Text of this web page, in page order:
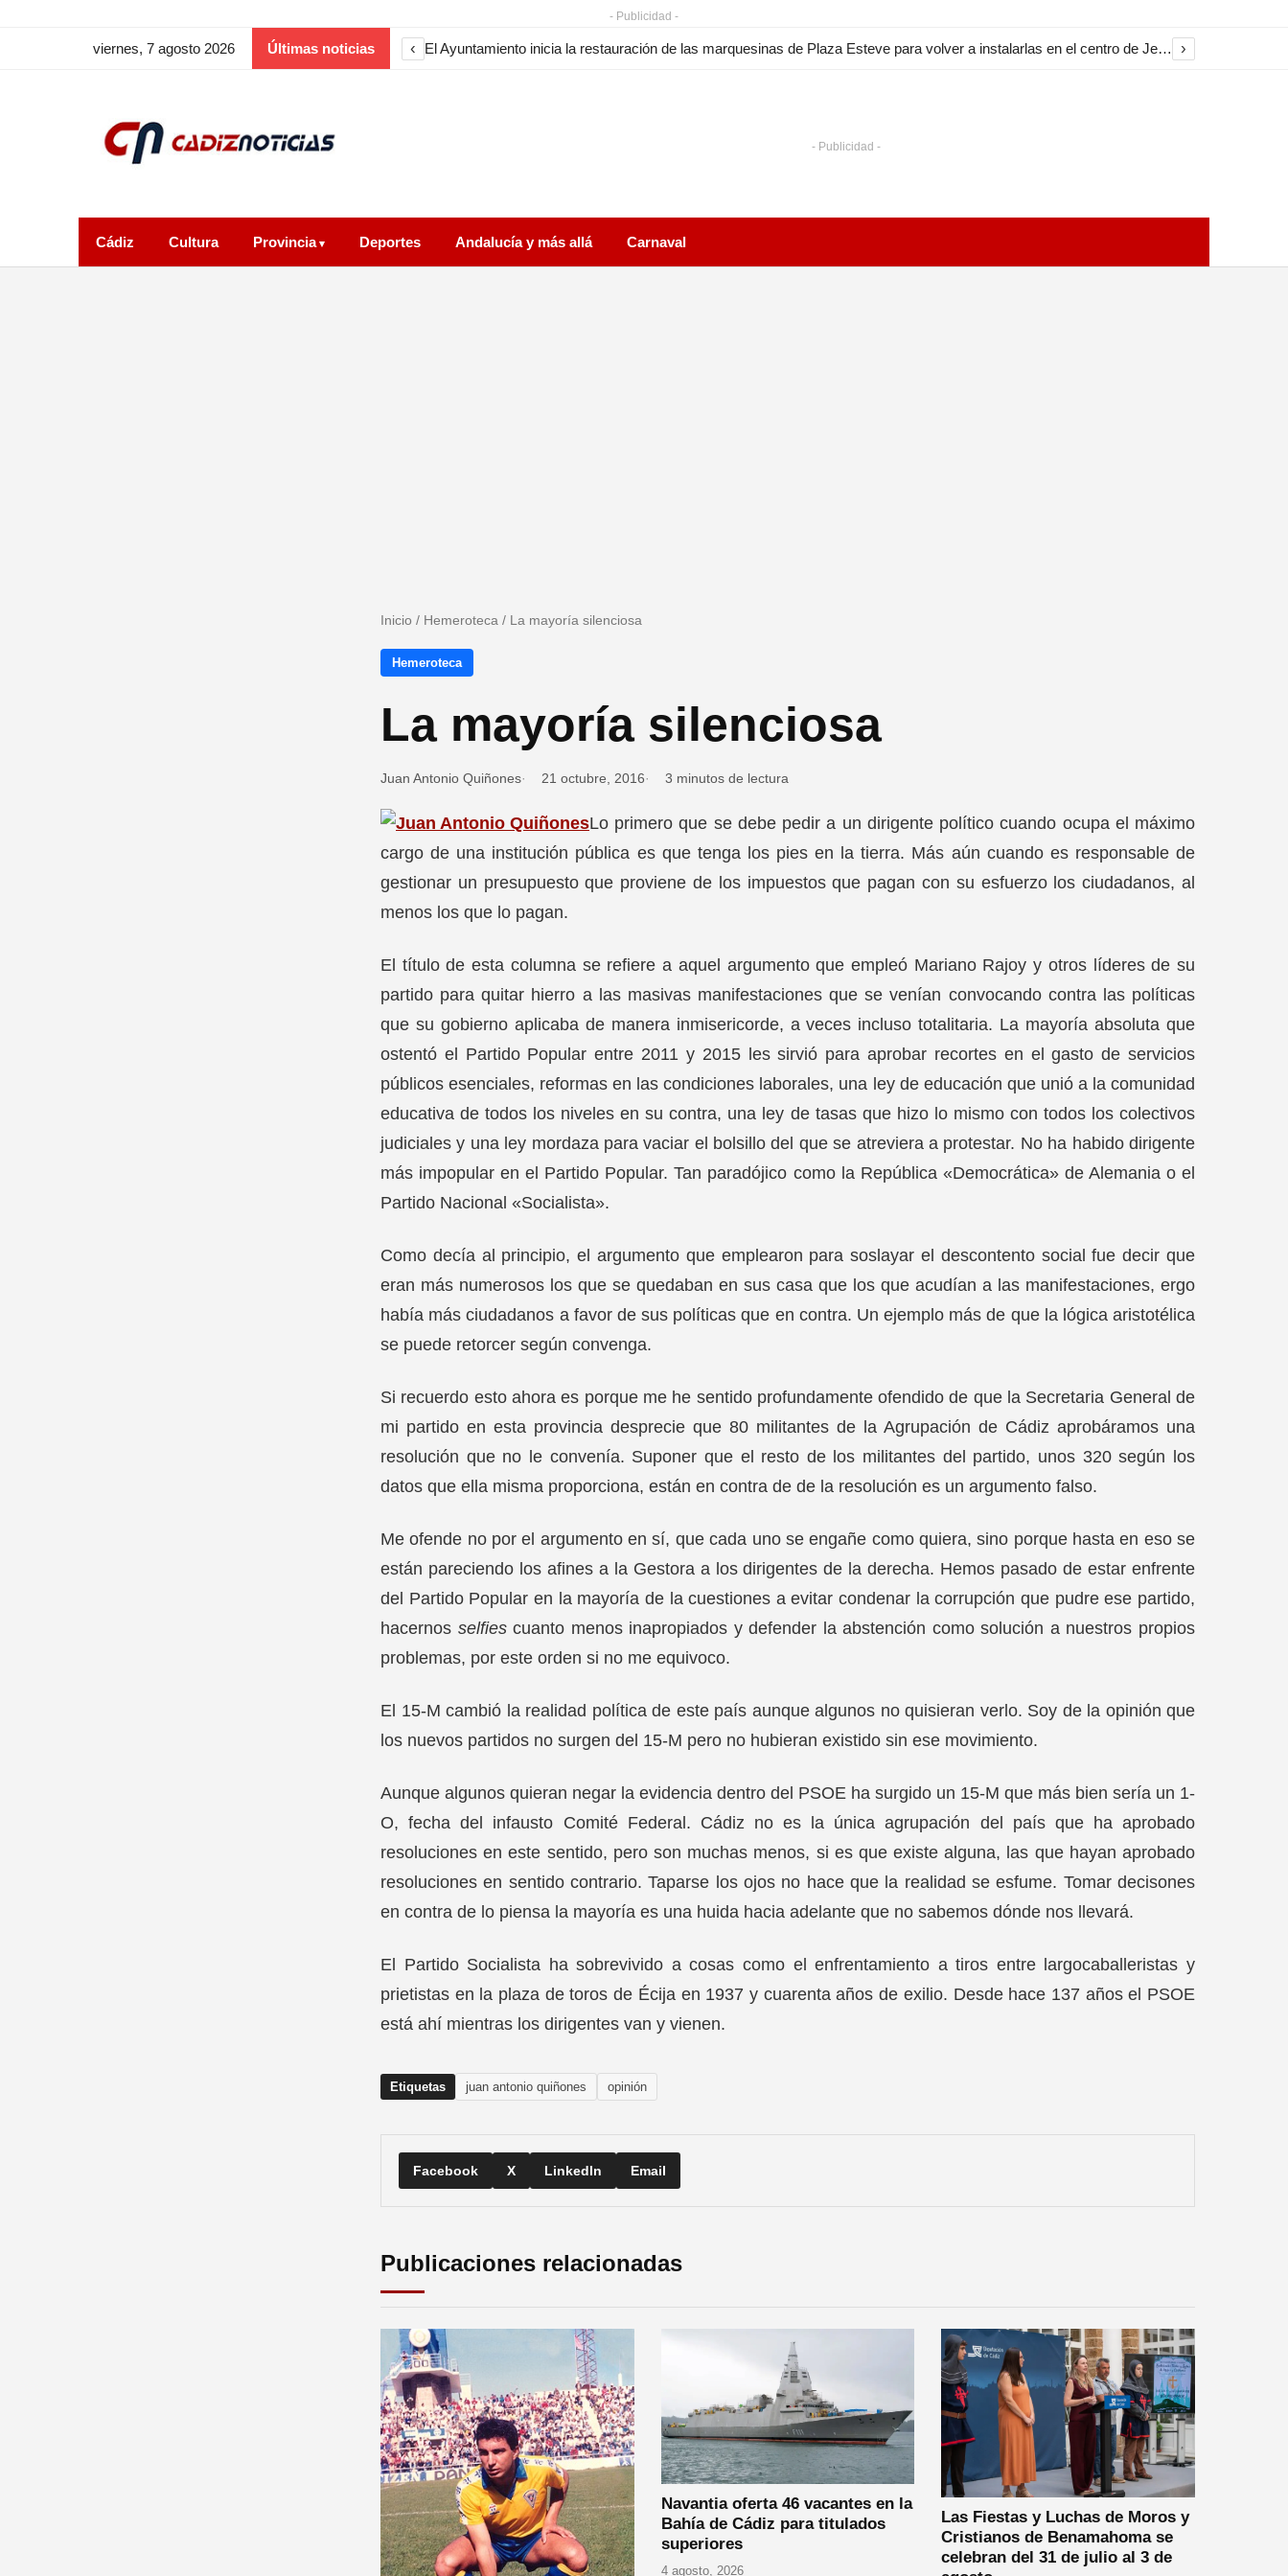
- Publicidad -
viernes, 7 agosto 2026 Últimas noticias ‹ El Ayuntamiento inicia la restauración de las marquesinas de Plaza Esteve para volver a instalarlas en el centro de Jerez ›
- Publicidad -
Cádiz Cultura Provincia Deportes Andalucía y más allá Carnaval
Inicio / Hemeroteca / La mayoría silenciosa
Hemeroteca
La mayoría silenciosa
Juan Antonio Quiñones 21 octubre, 2016 3 minutos de lectura
Lo primero que se debe pedir a un dirigente político cuando ocupa el máximo
cargo de una institución pública es que tenga los pies en la tierra. Más aún cuando es responsable de
gestionar un presupuesto que proviene de los impuestos que pagan con su esfuerzo los ciudadanos, al
menos los que lo pagan.
El título de esta columna se refiere a aquel argumento que empleó Mariano Rajoy y otros líderes de su
partido para quitar hierro a las masivas manifestaciones que se venían convocando contra las políticas
que su gobierno aplicaba de manera inmisericorde, a veces incluso totalitaria. La mayoría absoluta que
ostentó el Partido Popular entre 2011 y 2015 les sirvió para aprobar recortes en el gasto de servicios
públicos esenciales, reformas en las condiciones laborales, una ley de educación que unió a la comunidad
educativa de todos los niveles en su contra, una ley de tasas que hizo lo mismo con todos los colectivos
judiciales y una ley mordaza para vaciar el bolsillo del que se atreviera a protestar. No ha habido dirigente
más impopular en el Partido Popular. Tan paradójico como la República «Democrática» de Alemania o el
Partido Nacional «Socialista».
Como decía al principio, el argumento que emplearon para soslayar el descontento social fue decir que
eran más numerosos los que se quedaban en sus casa que los que acudían a las manifestaciones, ergo
había más ciudadanos a favor de sus políticas que en contra. Un ejemplo más de que la lógica aristotélica
se puede retorcer según convenga.
Si recuerdo esto ahora es porque me he sentido profundamente ofendido de que la Secretaria General de
mi partido en esta provincia desprecie que 80 militantes de la Agrupación de Cádiz aprobáramos una
resolución que no le convenía. Suponer que el resto de los militantes del partido, unos 320 según los
datos que ella misma proporciona, están en contra de de la resolución es un argumento falso.
Me ofende no por el argumento en sí, que cada uno se engañe como quiera, sino porque hasta en eso se
están pareciendo los afines a la Gestora a los dirigentes de la derecha. Hemos pasado de estar enfrente
del Partido Popular en la mayoría de la cuestiones a evitar condenar la corrupción que pudre ese partido,
hacernos selfiescuanto menos inapropiados y defender la abstención como solución a nuestros propios
problemas, por este orden si no me equivoco.
El 15-M cambió la realidad política de este país aunque algunos no quisieran verlo. Soy de la opinión que
los nuevos partidos no surgen del 15-M pero no hubieran existido sin ese movimiento.
Aunque algunos quieran negar la evidencia dentro del PSOE ha surgido un 15-M que más bien sería un 1-
O, fecha del infausto Comité Federal. Cádiz no es la única agrupación del país que ha aprobado
resoluciones en este sentido, pero son muchas menos, si es que existe alguna, las que hayan aprobado
resoluciones en sentido contrario. Taparse los ojos no hace que la realidad se esfume. Tomar decisones
en contra de lo piensa la mayoría es una huida hacia adelante que no sabemos dónde nos llevará.
El Partido Socialista ha sobrevivido a cosas como el enfrentamiento a tiros entre largocaballeristas y
prietistas en la plaza de toros de Écija en 1937 y cuarenta años de exilio. Desde hace 137 años el PSOE
está ahí mientras los dirigentes van y vienen.
Etiquetas juan antonio quiñones opinión
Facebook X LinkedIn Email
Publicaciones relacionadas
Navantia oferta 46 vacantes en la
Bahía de Cádiz para titulados
superiores
4 agosto, 2026
Las Fiestas y Luchas de Moros y
Cristianos de Benamahoma se
celebran del 31 de julio al 3 de